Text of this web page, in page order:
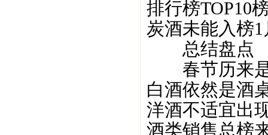
排行榜TOP10
炭酒未能入榜
总结盘点
春节历来是
白酒依然是酒
洋酒不适宜出
酒类销售总榜